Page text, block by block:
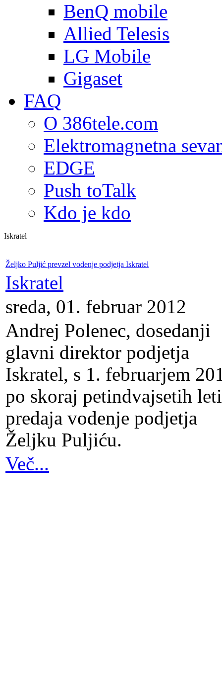
BenQ mobile
Allied Telesis
LG Mobile
Gigaset
FAQ
O 386tele.com
Elektromagnetna
EDGE
Push toTalk
Kdo je kdo
Iskratel
Željko Puljić prevzel vodenje podjetja Iskratel
Iskratel
sreda, 01. februar 2012
Andrej Polenec, dosedanji
glavni direktor podjetja
Iskratel, s 1. februarjem
po skoraj petindvajsetih
predaja vodenje podjetja
Željku Puljiću.
Več...